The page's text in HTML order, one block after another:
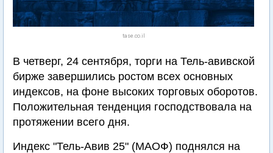
tase.co.il
В четверг, 24 сентября, торги на Тель-авивской
бирже завершились ростом всех основных
индексов, на фоне высоких торговых оборотов.
Положительная тенденция господствовала на
протяжении всего дня.
Индекс "Тель-Авив 25" (МАОФ) поднялся на